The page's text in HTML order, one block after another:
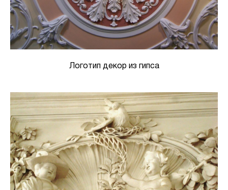
Логотип декор из гипса